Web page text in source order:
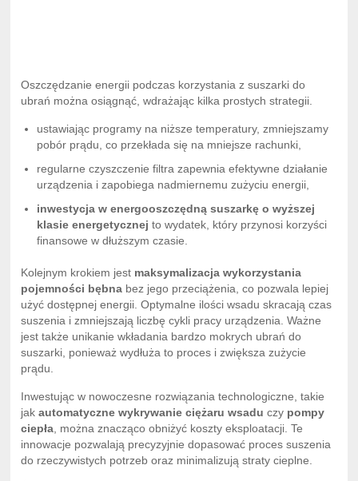
Oszczędzanie energii podczas korzystania z suszarki do
ubrań można osiągnąć, wdrażając kilka prostych strategii.
ustawiając programy na niższe temperatury, zmniejszamy
pobór prądu, co przekłada się na mniejsze rachunki,
regularne czyszczenie filtra zapewnia efektywne działanie
urządzenia i zapobiega nadmiernemu zużyciu energii,
inwestycja w energooszczędną suszarkę o wyższej
klasie energetycznej to wydatek, który przynosi korzyści
finansowe w dłuższym czasie.
Kolejnym krokiem jest maksymalizacja wykorzystania
pojemności bębna bez jego przeciążenia, co pozwala lepiej
użyć dostępnej energii. Optymalne ilości wsadu skracają czas
suszenia i zmniejszają liczbę cykli pracy urządzenia. Ważne
jest także unikanie wkładania bardzo mokrych ubrań do
suszarki, ponieważ wydłuża to proces i zwiększa zużycie
prądu.
Inwestując w nowoczesne rozwiązania technologiczne, takie
jakautomatyczne wykrywanie ciężaru wsadu czy pompy
ciepła , można znacząco obniżyć koszty eksploatacji. Te
innowacje pozwalają precyzyjnie dopasować proces suszenia
do rzeczywistych potrzeb oraz minimalizują straty cieplne.